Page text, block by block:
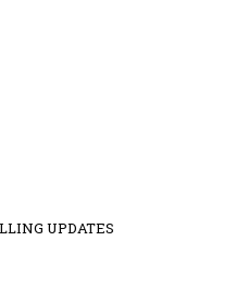
UPDATES